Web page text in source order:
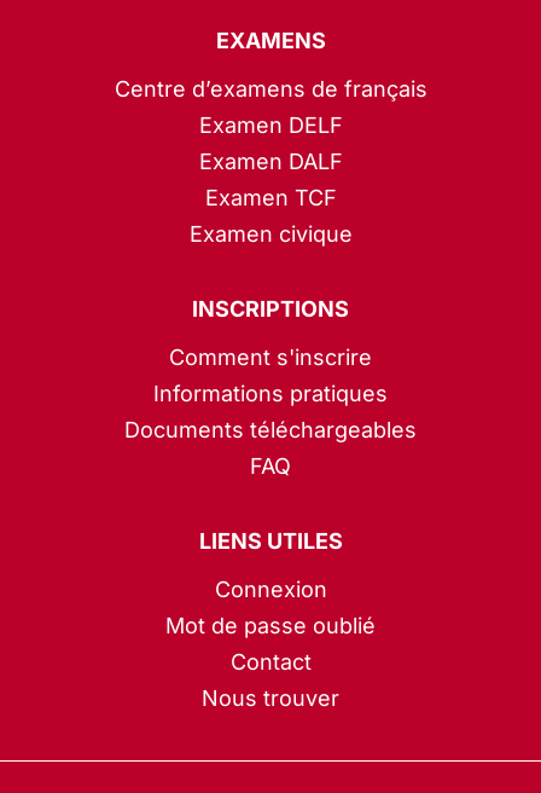
EXAMENS
Centre d’examens de français
Examen DELF
Examen DALF
Examen TCF
Examen civique
INSCRIPTIONS
Comment s'inscrire
Informations pratiques
Documents téléchargeables
FAQ
LIENS UTILES
Connexion
Mot de passe oublié
Contact
Nous trouver